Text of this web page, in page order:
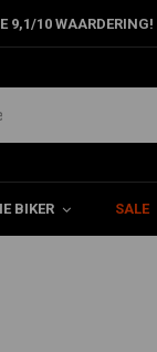
9,1/10 WAARDERING!
BIKER SALE
breed